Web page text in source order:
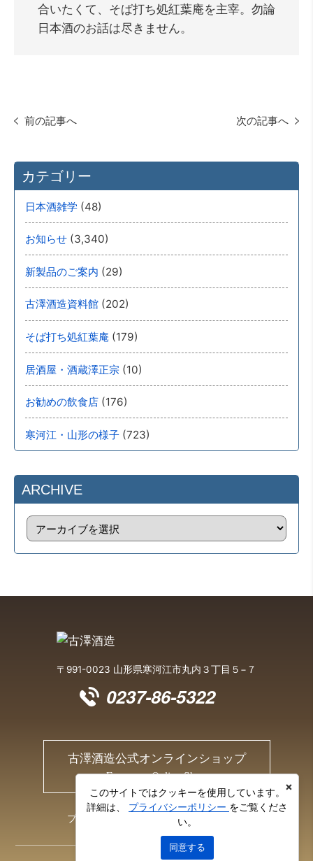
合いたくて、そば打ち処紅葉庵を主宰。勿論
日本酒のお話は尽きません。
前の記事へ 次の記事へ
カテゴリー
日本酒雑学 (48)
お知らせ (3,340)
新製品のご案内 (29)
古澤酒造資料館 (202)
そば打ち処紅葉庵 (179)
居酒屋・酒蔵澤正宗 (10)
お勧めの飲食店 (176)
寒河江・山形の様子 (723)
ARCHIVE
〒991-0023 山形県寒河江市丸内３丁目５−７
0237-86-5322
古澤酒造公式オンラインショップ
Furusawa Online Shop
プライバシーポリシー
このサイトではクッキーを使用しています。
詳細は、 プライバシーポリシー をご覧くださ
い。
同意する
×